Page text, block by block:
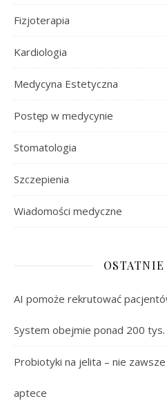
Fizjoterapia
Kardiologia
Medycyna Estetyczna
Postęp w medycynie
Stomatologia
Szczepienia
Wiadomości medyczne
OSTATNIE
AI pomoże rekrutować
System obejmie ponad 200
Probiotyki na jelita – nie
aptece